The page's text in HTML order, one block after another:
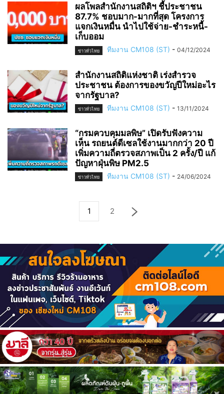
ผลโพลสำนักงานสถิติฯ ชี้ประชาชน
87.7% ชอบมาก-มากที่สุด โครงการ
แจกเงินหมื่น นำไปใช้จ่าย-ชำระหนี้-
เก็บออม
ข่าวทั่วไทย ทีมงาน CM108 (ST) - 04/12/2024
สำนักงานสถิติแห่งชาติ เร่งสำรวจ
ประชาชน ต้องการของขวัญปีใหม่อะไร
จากรัฐบาล?
ข่าวทั่วไทย ทีมงาน CM108 (ST) - 13/11/2024
“กรมควบคุมมลพิษ” เปิดรับฟังความ
เห็น รถยนต์ดีเซลใช้งานมากกว่า 20 ปี
เพิ่มความถี่ตรวจสภาพเป็น 2 ครั้ง/ปี แก้
ปัญหาฝุ่นพิษ PM2.5
ข่าวทั่วไทย ทีมงาน CM108 (ST) - 24/06/2024
1 2